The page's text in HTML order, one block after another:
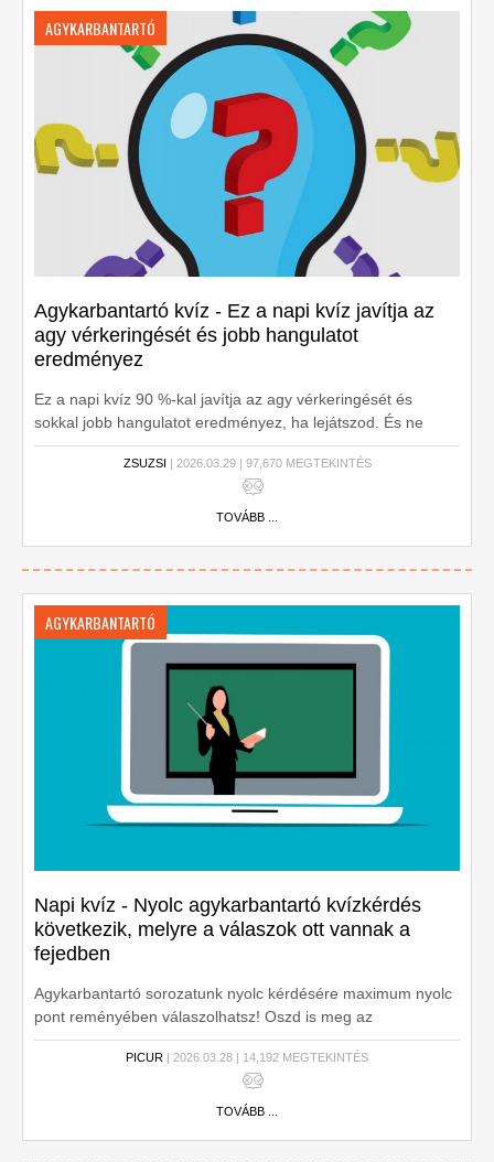
AGYKARBANTARTÓ
Agykarbantartó kvíz - Ez a napi kvíz javítja az
agy vérkeringését és jobb hangulatot
eredményez
Ez a napi kvíz 90 %-kal javítja az agy vérkeringését és
sokkal jobb hangulatot eredményez, ha lejátszod. És ne
feledd, itt minden nap egy ilyen kikapcsolódás vár! Gyere,
játssz velünk!ZSUZSI | 2026.03.29 | 97,670 MEGTEKINTÉS
TOVÁBB ...
AGYKARBANTARTÓ
Napi kvíz - Nyolc agykarbantartó kvízkérdés
következik, melyre a válaszok ott vannak a
fejedben
Agykarbantartó sorozatunk nyolc kérdésére maximum nyolc
pont reményében válaszolhatsz! Oszd is meg az
eredményed, hadd lássa a világ, mennyire tájékozott vagy!
PICUR | 2026.03.28 | 14,192 MEGTEKINTÉS
TOVÁBB ...